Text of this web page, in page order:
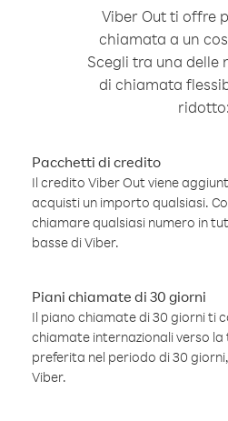
Viber Out ti offre
chiamata a un
Scegli tra una delle
di chiamata
ridotto:
Pacchetti di credito
Il credito Viber Out viene
acquisti un importo qualsiasi.
chiamare qualsiasi numero in
basse di Viber.
Piani chiamate di 30 giorni
Il piano chiamate di 30 giorni ti
chiamate internazionali verso
preferita nel periodo di 30
Viber.